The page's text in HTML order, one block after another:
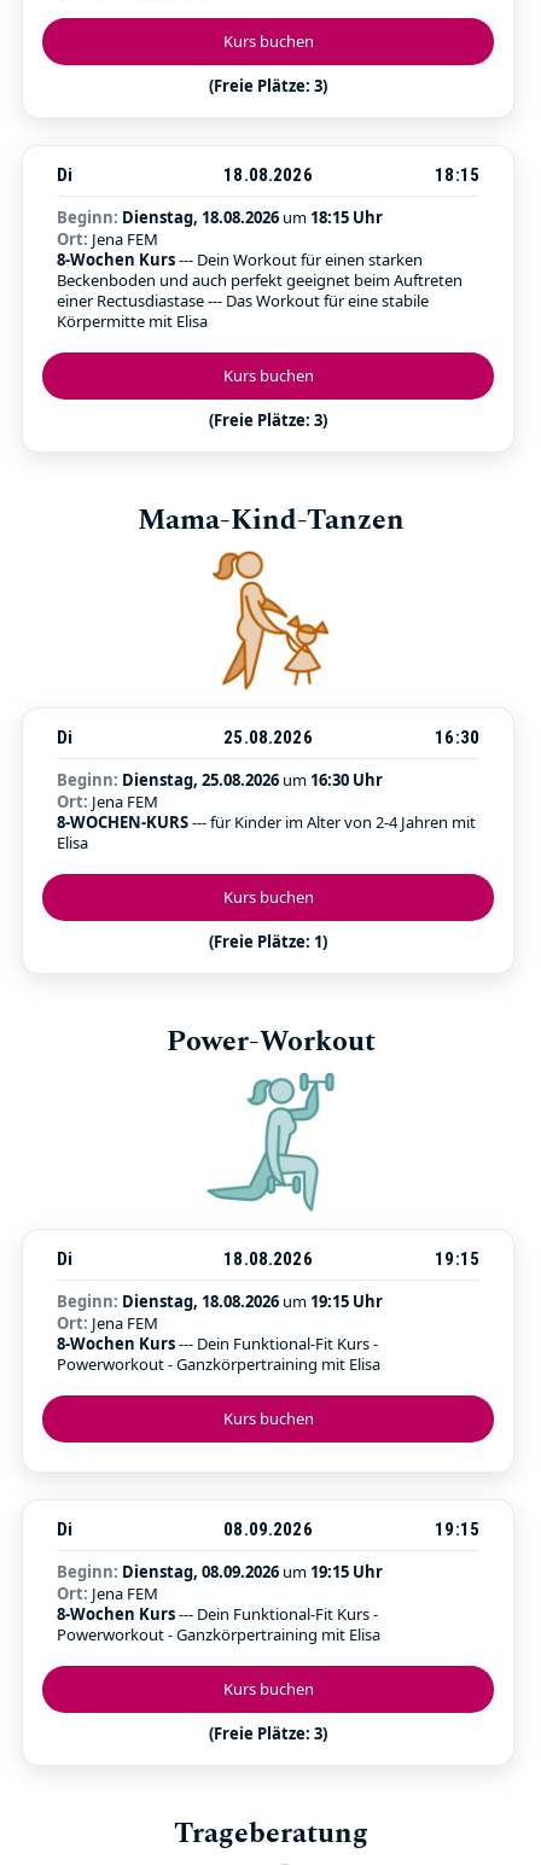
Kurs buchen
(Freie Plätze: 3)
Kurs buchen
(Freie Plätze: 3)
Di 18.08.2026
18:15
Beginn: Dienstag, 18.08.2026 um 18:15 Uhr
Ort: Jena FEM
8-Wochen Kurs--- Dein Workout für einen starken
Beckenboden und auch perfekt geeignet beim Auftreten
einer Rectusdiastase --- Das Workout für eine stabile
Körpermitte mit Elisa
Mama-Kind-Tanzen
Kurs buchen
(Freie Plätze: 1)
Di 25.08.2026
16:30
Beginn: Dienstag, 25.08.2026 um 16:30 Uhr
Ort: Jena FEM
8-WOCHEN-KURS--- für Kinder im Alter von 2-4 Jahren mit
Elisa
Power-Workout
Kurs buchen
Di 18.08.2026
19:15
Beginn: Dienstag, 18.08.2026 um 19:15 Uhr
Ort: Jena FEM
8-Wochen Kurs--- Dein Funktional-Fit Kurs -
Powerworkout - Ganzkörpertraining mit Elisa
Kurs buchen
(Freie Plätze: 3)
Di 08.09.2026
19:15
Beginn: Dienstag, 08.09.2026 um 19:15 Uhr
Ort: Jena FEM
8-Wochen Kurs--- Dein Funktional-Fit Kurs -
Powerworkout - Ganzkörpertraining mit Elisa
Trageberatung